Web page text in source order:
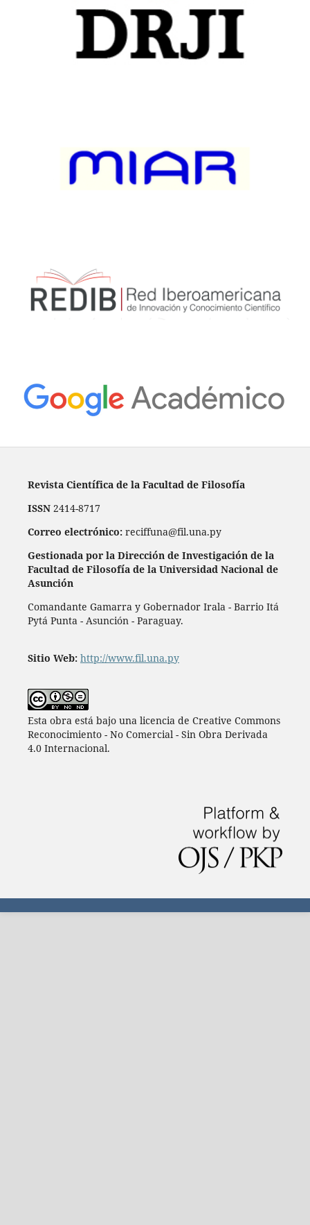
Revista Científica de la Facultad de Filosofía
ISSN2414-8717
Correo electrónico: reciffuna@fil.una.py
Gestionada por la Dirección de Investigación de la
Facultad de Filosofía de la Universidad Nacional de
Asunción
Comandante Gamarra y Gobernador Irala - Barrio Itá
Pytá Punta - Asunción - Paraguay.
Sitio Web: http://www.fil.una.py
Esta obra está bajo una licencia de Creative Commons
Reconocimiento - No Comercial - Sin Obra Derivada
4.0 Internacional.